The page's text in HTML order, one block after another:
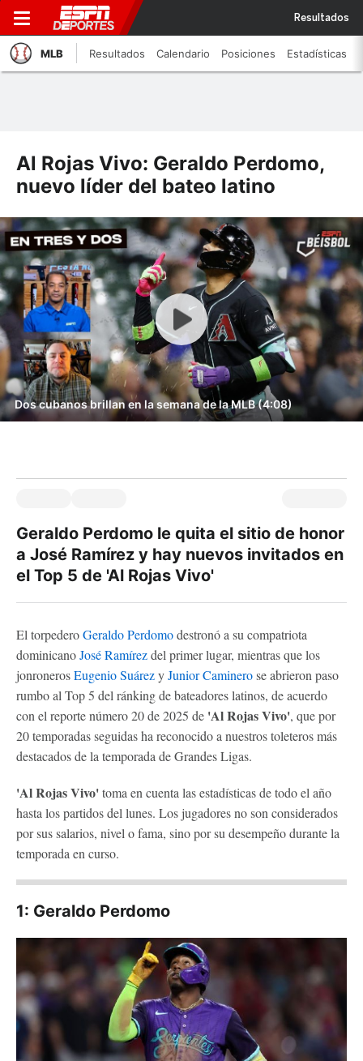
Resultados
MLB Resultados Calendario Posiciones Estadísticas
Al Rojas Vivo: Geraldo Perdomo,
nuevo líder del bateo latino
Dos cubanos brillan en la semana de la MLB (4:08)
Geraldo Perdomo le quita el sitio de honor
a José Ramírez y hay nuevos invitados en
el Top 5 de 'Al Rojas Vivo'
El torpederoGeraldo Perdomodestronó a su compatriota
dominicanoJosé Ramírezdel primer lugar, mientras que los
jonronerosEugenio SuárezyJunior Caminerose abrieron paso
rumbo al Top 5 del ránking de bateadores latinos, de acuerdo
con el reporte número 20 de 2025 de 'Al Rojas Vivo', que por
20 temporadas seguidas ha reconocido a nuestros toleteros más
destacados de la temporada de Grandes Ligas.
'Al Rojas Vivo'toma en cuenta las estadísticas de todo el año
hasta los partidos del lunes. Los jugadores no son considerados
por sus salarios, nivel o fama, sino por su desempeño durante la
temporada en curso.
1: Geraldo Perdomo